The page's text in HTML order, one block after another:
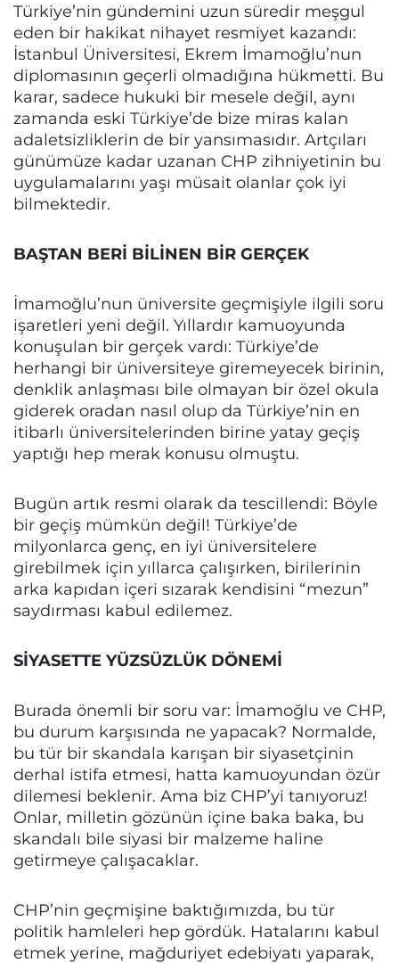
Türkiye’nin gündemini uzun süredir meşgul
eden bir hakikat nihayet resmiyet kazandı:
İstanbul Üniversitesi, Ekrem İmamoğlu’nun
diplomasının geçerli olmadığına hükmetti. Bu
karar, sadece hukuki bir mesele değil, aynı
zamanda eski Türkiye’de bize miras kalan
adaletsizliklerin de bir yansımasıdır. Artçıları
günümüze kadar uzanan CHP zihniyetinin bu
uygulamalarını yaşı müsait olanlar çok iyi
bilmektedir.
BAŞTAN BERİ BİLİNEN BİR GERÇEK
İmamoğlu’nun üniversite geçmişiyle ilgili soru
işaretleri yeni değil. Yıllardır kamuoyunda
konuşulan bir gerçek vardı: Türkiye’de
herhangi bir üniversiteye giremeyecek birinin,
denklik anlaşması bile olmayan bir özel okula
giderek oradan nasıl olup da Türkiye’nin en
itibarlı üniversitelerinden birine yatay geçiş
yaptığı hep merak konusu olmuştu.
Bugün artık resmi olarak da tescillendi: Böyle
bir geçiş mümkün değil! Türkiye’de
milyonlarca genç, en iyi üniversitelere
girebilmek için yıllarca çalışırken, birilerinin
arka kapıdan içeri sızarak kendisini “mezun”
saydırması kabul edilemez.
SİYASETTE YÜZSÜZLÜK DÖNEMİ
Burada önemli bir soru var: İmamoğlu ve CHP,
bu durum karşısında ne yapacak? Normalde,
bu tür bir skandala karışan bir siyasetçinin
derhal istifa etmesi, hatta kamuoyundan özür
dilemesi beklenir. Ama biz CHP’yi tanıyoruz!
Onlar, milletin gözünün içine baka baka, bu
skandalı bile siyasi bir malzeme haline
getirmeye çalışacaklar.
CHP’nin geçmişine baktığımızda, bu tür
politik hamleleri hep gördük. Hatalarını kabul
etmek yerine, mağduriyet edebiyatı yaparak,